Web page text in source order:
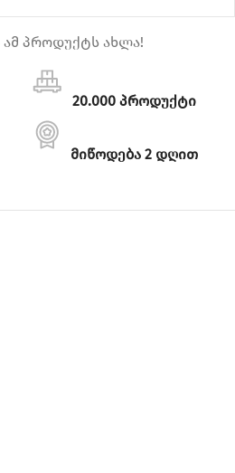
ამ პროდუქტს ახლა!
20.000 პროდუქტი
მიწოდება 2 დღით